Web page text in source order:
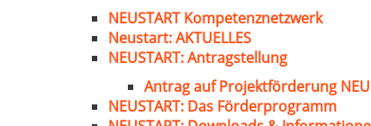
NEUSTART Kompetenznetzwerk
Neustart: AKTUELLES
NEUSTART: Antragstellung
Antrag auf Projektförderung
NEUSTART: Das Förderprogramm